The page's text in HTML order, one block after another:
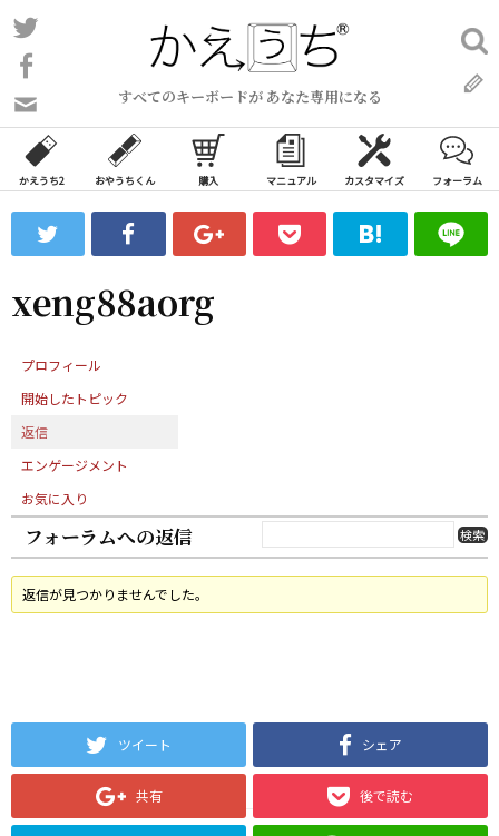
コ
ン
ン
ツ
ス
ッ
すべてのキーボードが あなた専用になる
い
合
わ
フ
ォ
ム
検
索:
かえうち2 おやうちくん 購入 マニュアル カスタマイズ フォーラム
xeng88aorg
プロフィール
開始したトピック
返信
エンゲージメント
お気に入り
フォーラムへの返信
返信が見つかりませんでした。
ツイート シェア
共有 後で読む